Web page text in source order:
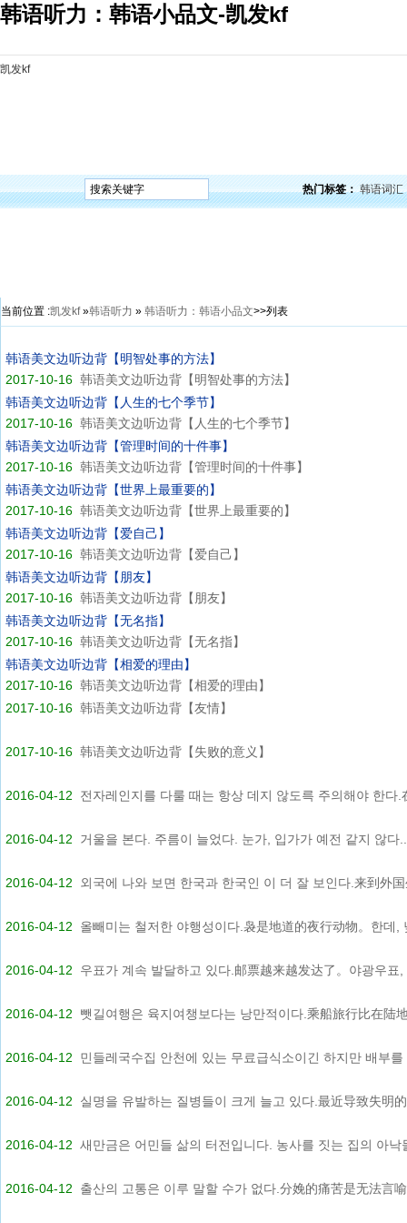
韩语听力：韩语小品文-凯发kf
凯发kf
热门标签： 韩语词汇
当前位置 :凯发kf»韩语听力 » 韩语听力：韩语小品文>>列表
韩语美文边听边背【明智处事的方法】
2017-10-16 韩语美文边听边背【明智处事的方法】
韩语美文边听边背【人生的七个季节】
2017-10-16 韩语美文边听边背【人生的七个季节】
韩语美文边听边背【管理时间的十件事】
2017-10-16 韩语美文边听边背【管理时间的十件事】
韩语美文边听边背【世界上最重要的】
2017-10-16 韩语美文边听边背【世界上最重要的】
韩语美文边听边背【爱自己】
2017-10-16 韩语美文边听边背【爱自己】
韩语美文边听边背【朋友】
2017-10-16 韩语美文边听边背【朋友】
韩语美文边听边背【无名指】
2017-10-16 韩语美文边听边背【无名指】
韩语美文边听边背【相爱的理由】
2017-10-16 韩语美文边听边背【相爱的理由】
2017-10-16 韩语美文边听边背【友情】
2017-10-16 韩语美文边听边背【失败的意义】
2016-04-12 전자레인지를 다룰 때는 항상 데지 않도륵 주의해야 한다.
2016-04-12 거울을 본다. 주름이 늘었다. 눈가, 입가가 예전 같지 않다
2016-04-12 외국에 나와 보면 한국과 한국인 이 더 잘 보인다.来到外
2016-04-12 올빼미는 철저한 야행성이다.袅是地道的夜行动物。한데,
2016-04-12 우표가 계속 발달하고 있다.邮票越来越发达了。야광우표,
2016-04-12 뺏길여행은 육지여챙보다는 낭만적이다.乘船旅行比在陆
2016-04-12 민들레국수집 안천에 있는 무료급식소이긴 하지만 배부를
2016-04-12 실명을 유발하는 질병들이 크게 늘고 있다.最近导致失明
2016-04-12 새만금은 어민들 삶의 터전입니다. 농사를 짓는 집의 아낙
2016-04-12 출산의 고통은 이루 말할 수가 없다.分娩的痛苦是无法言